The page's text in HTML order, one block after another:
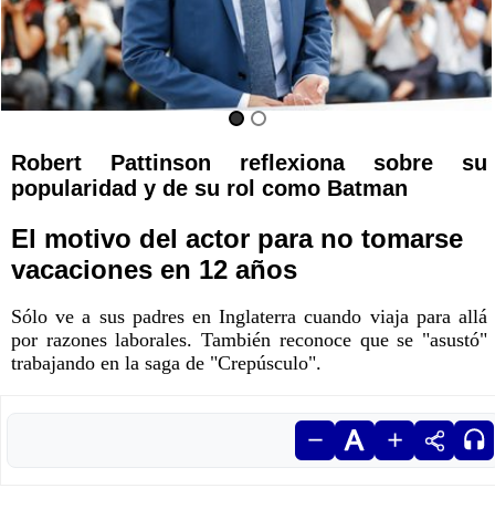
Robert Pattinson reflexiona sobre su
popularidad y de su rol como Batman
El motivo del actor para no tomarse
vacaciones en 12 años
Sólo ve a sus padres en Inglaterra cuando viaja para allá
por razones laborales. También reconoce que se "asustó"
trabajando en la saga de "Crepúsculo".